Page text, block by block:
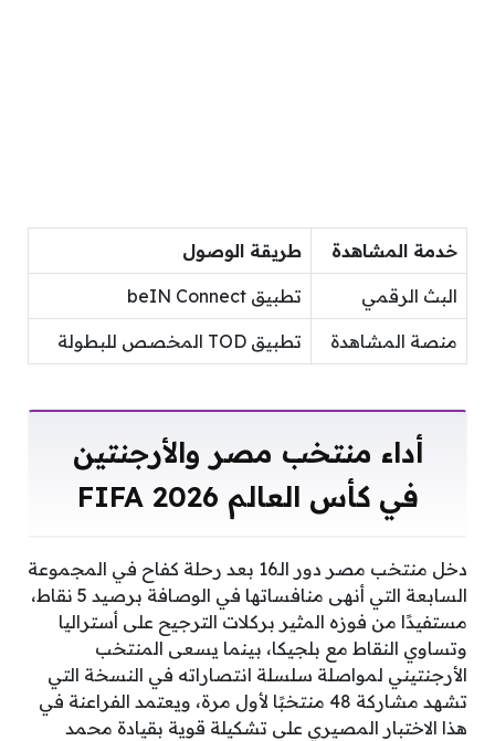
خدمة المشاهدة طريقة الوصول
البث الرقمي تطبيق beIN Connect
منصة المشاهدة تطبيق TOD المخصص للبطولة
أداء منتخب مصر والأرجنتين
في كأس العالم FIFA 2026
دخل منتخب مصر دور الـ16 بعد رحلة كفاح في المجموعة
السابعة التي أنهى منافساتها في الوصافة برصيد 5 نقاط،
مستفيدًا من فوزه المثير بركلات الترجيح على أستراليا
وتساوي النقاط مع بلجيكا، بينما يسعى المنتخب
الأرجنتيني لمواصلة سلسلة انتصاراته في النسخة التي
تشهد مشاركة 48 منتخبًا لأول مرة، ويعتمد الفراعنة في
هذا الاختبار المصيري على تشكيلة قوية بقيادة محمد